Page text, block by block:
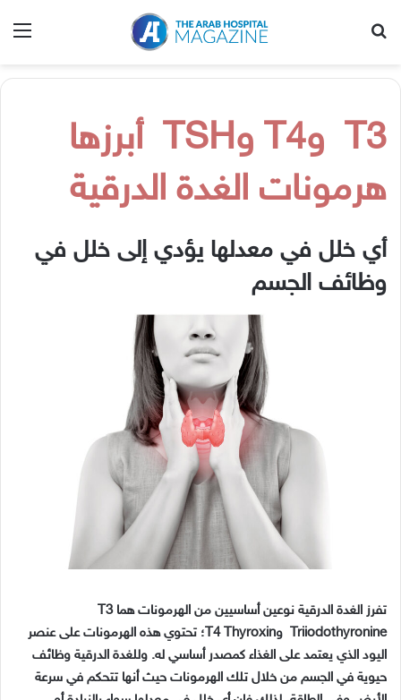
T3 وT4 وTSH
أبرزها
هرمونات الغدة الدرقية
أي خلل في معدلها يؤدي إلى خلل في
وظائف الجسم
تفرز الغدة الدرقية نوعين أساسيين من الهرمونات هما T3
Triiodothyronine
وT4 Thyroxin ؛ تحتوي هذه الهرمونات على عنصر
اليود الذي يعتمد على الغذاء كمصدر أساسي له. وللغدة الدرقية وظائف
حيوية في الجسم من خلال تلك الهرمونات حيث أنها تتحكم في سرعة